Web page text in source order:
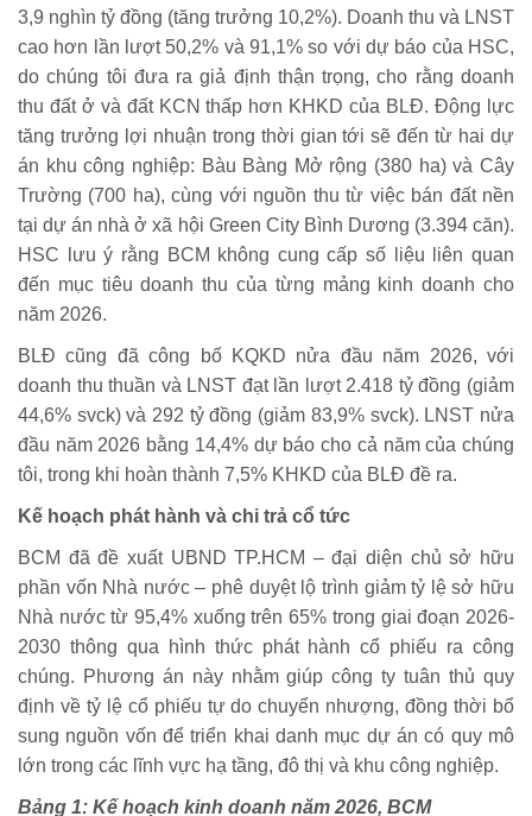
3,9 nghìn tỷ đồng (tăng trưởng 10,2%). Doanh thu và LNST
cao hơn lần lượt 50,2% và 91,1% so với dự báo của HSC,
do chúng tôi đưa ra giả định thận trọng, cho rằng doanh
thu đất ở và đất KCN thấp hơn KHKD của BLĐ. Động lực
tăng trưởng lợi nhuận trong thời gian tới sẽ đến từ hai dự
án khu công nghiệp: Bàu Bàng Mở rộng (380 ha) và Cây
Trường (700 ha), cùng với nguồn thu từ việc bán đất nền
tại dự án nhà ở xã hội Green City Bình Dương (3.394 căn).
HSC lưu ý rằng BCM không cung cấp số liệu liên quan
đến mục tiêu doanh thu của từng mảng kinh doanh cho
năm 2026.
BLĐ cũng đã công bố KQKD nửa đầu năm 2026, với
doanh thu thuần và LNST đạt lần lượt 2.418 tỷ đồng (giảm
44,6% svck) và 292 tỷ đồng (giảm 83,9% svck). LNST nửa
đầu năm 2026 bằng 14,4% dự báo cho cả năm của chúng
tôi, trong khi hoàn thành 7,5% KHKD của BLĐ đề ra.
Kế hoạch phát hành và chi trả cổ tức
BCM đã đề xuất UBND TP.HCM – đại diện chủ sở hữu
phần vốn Nhà nước – phê duyệt lộ trình giảm tỷ lệ sở hữu
Nhà nước từ 95,4% xuống trên 65% trong giai đoạn 2026-
2030 thông qua hình thức phát hành cổ phiếu ra công
chúng. Phương án này nhằm giúp công ty tuân thủ quy
định về tỷ lệ cổ phiếu tự do chuyển nhượng, đồng thời bổ
sung nguồn vốn để triển khai danh mục dự án có quy mô
lớn trong các lĩnh vực hạ tầng, đô thị và khu công nghiệp.
Bảng 1: Kế hoạch kinh doanh năm 2026, BCM